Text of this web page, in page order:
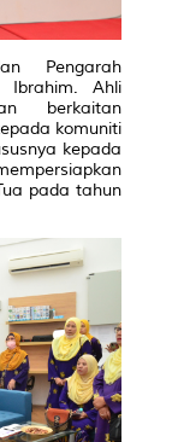
Pengarah
Ibrahim. Ahli
berkaitan
komuniti
kepada
pada tahun